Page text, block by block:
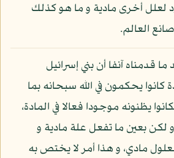
لعلل أخرى مادية و ما هو كذلك
العالم.
قدمناه آنفا أن بني إسرائيل
كانوا يحكمون في الله سبحانه بما
يظنونه موجودا فعالا في المادة،
لكن بعين ما تفعل علة مادية و
مادي، و هذا أمر لا يختص به